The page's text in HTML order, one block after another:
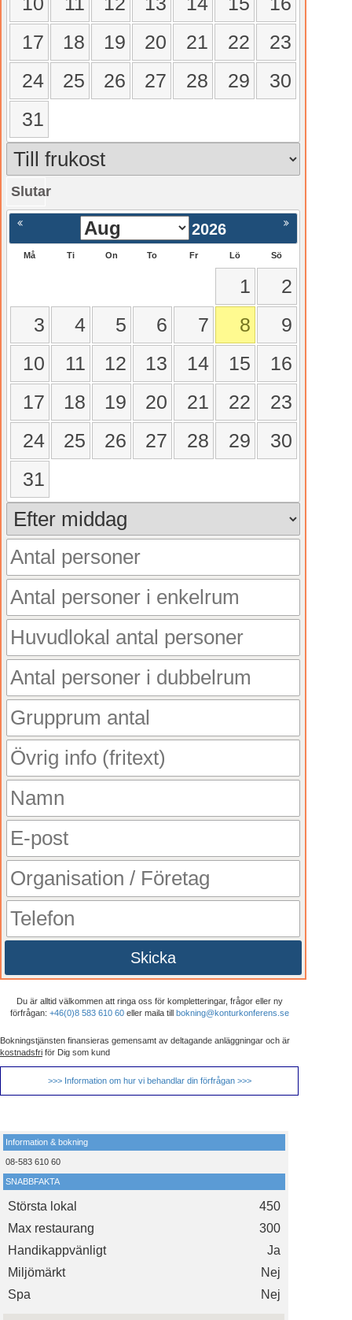
17
18 19 20 21 22
23
24
25 26 27 28 29
30
31
Slutar
Nästa >
2026
Må Ti On To Fr Lö Sö
1
2
3
4 5 6 7 8
9
10
11 12 13 14 15
16
17
18 19 20 21 22
23
24
25 26 27 28 29
30
31
Skicka
Du är alltid välkommen att ringa oss för kompletteringar, frågor eller ny
förfrågan: +46(0)8 583 610 60eller maila till bokning@konturkonferens.se
Bokningstjänsten finansieras gemensamt av deltagande anläggningar och är
kostnadsfri för Dig som kund
>>> Information om hur vi behandlar din förfrågan >>>
Information & bokning
08-583 610 60
SNABBFAKTA
Största lokal
450
Max restaurang
300
Handikappvänligt
Ja
Miljömärkt
Nej
Spa
Nej